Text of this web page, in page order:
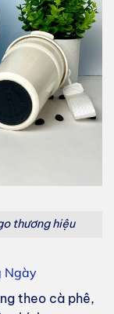
thương hiệu
Ngày
theo cà phê,